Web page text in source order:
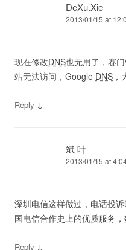
DeXu.Xie
2013/01/15 at
现在修改DNS也无用了，赛
站无法访问，Google DNS ，
Reply ↓
斌 叶
2013/01/15 at
深圳电信这样做过，电话投
国电信合作史上的优质服务，
Reply ↓